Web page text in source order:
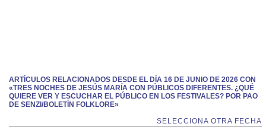
ARTÍCULOS RELACIONADOS DESDE EL DÍA 16 DE JUNIO DE 2026 CON
«TRES NOCHES DE JESÚS MARÍA CON PÚBLICOS DIFERENTES. ¿QUÉ
QUIERE VER Y ESCUCHAR EL PÚBLICO EN LOS FESTIVALES? POR PAO
DE SENZI/BOLETÍN FOLKLORE»
SELECCIONA OTRA FECHA